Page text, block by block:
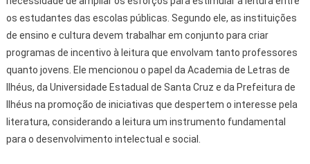
os estudantes das escolas públicas. Segundo ele, as instituições
de ensino e cultura devem trabalhar em conjunto para criar
programas de incentivo à leitura que envolvam tanto professores
quanto jovens. Ele mencionou o papel da Academia de Letras de
Ilhéus, da Universidade Estadual de Santa Cruz e da Prefeitura de
Ilhéus na promoção de iniciativas que despertem o interesse pela
literatura, considerando a leitura um instrumento fundamental
para o desenvolvimento intelectual e social.